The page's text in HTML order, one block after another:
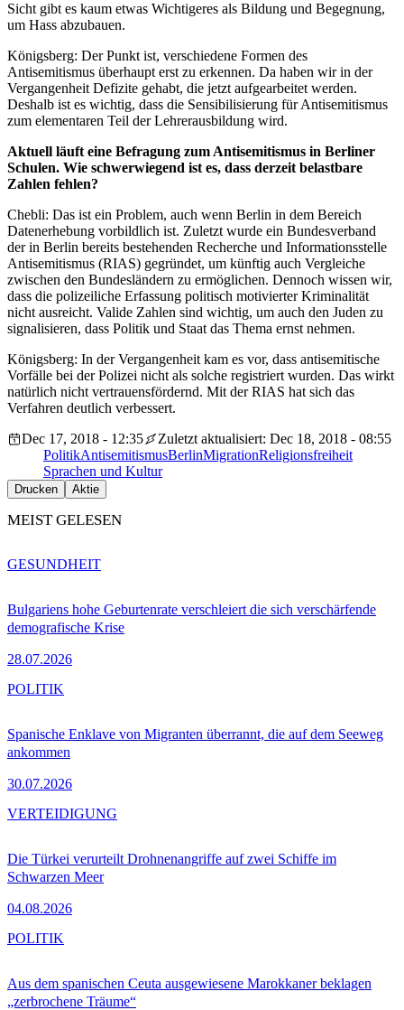
Sicht gibt es kaum etwas Wichtigeres als Bildung und Begegnung,
um Hass abzubauen.
Königsberg: Der Punkt ist, verschiedene Formen des
Antisemitismus überhaupt erst zu erkennen. Da haben wir in der
Vergangenheit Defizite gehabt, die jetzt aufgearbeitet werden.
Deshalb ist es wichtig, dass die Sensibilisierung für Antisemitismus
zum elementaren Teil der Lehrerausbildung wird.
Aktuell läuft eine Befragung zum Antisemitismus in Berliner
Schulen. Wie schwerwiegend ist es, dass derzeit belastbare
Zahlen fehlen?
Chebli: Das ist ein Problem, auch wenn Berlin in dem Bereich
Datenerhebung vorbildlich ist. Zuletzt wurde ein Bundesverband
der in Berlin bereits bestehenden Recherche und Informationsstelle
Antisemitismus (RIAS) gegründet, um künftig auch Vergleiche
zwischen den Bundesländern zu ermöglichen. Dennoch wissen wir,
dass die polizeiliche Erfassung politisch motivierter Kriminalität
nicht ausreicht. Valide Zahlen sind wichtig, um auch den Juden zu
signalisieren, dass Politik und Staat das Thema ernst nehmen.
Königsberg: In der Vergangenheit kam es vor, dass antisemitische
Vorfälle bei der Polizei nicht als solche registriert wurden. Das wirkt
natürlich nicht vertrauensfördernd. Mit der RIAS hat sich das
Verfahren deutlich verbessert.
Dec 17, 2018 - 12:35
Zuletzt aktualisiert: Dec 18, 2018 - 08:55
PolitikAntisemitismusBerlinMigrationReligionsfreiheit
Sprachen und Kultur
Drucken Aktie
MEIST GELESEN
Bulgariens hohe Geburtenrate verschleiert die sich verschärfende
demografische Krise
28.07.2026
GESUNDHEIT
Spanische Enklave von Migranten überrannt, die auf dem Seeweg
ankommen
30.07.2026
POLITIK
Die Türkei verurteilt Drohnenangriffe auf zwei Schiffe im
Schwarzen Meer
04.08.2026
VERTEIDIGUNG
Aus dem spanischen Ceuta ausgewiesene Marokkaner beklagen
„zerbrochene Träume“
POLITIK